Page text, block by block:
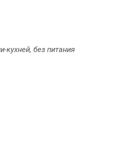
кухней, без питания